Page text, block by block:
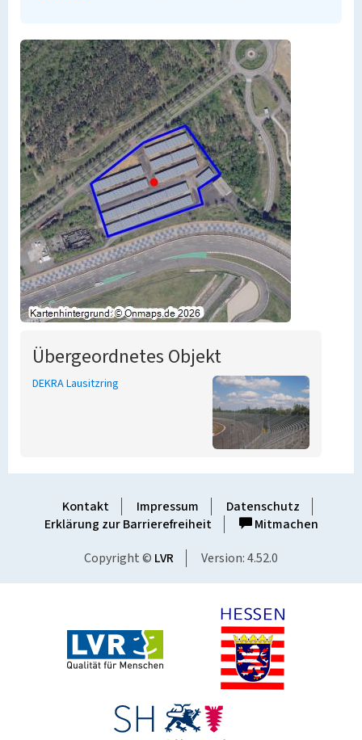
Übergeordnetes Objekt
DEKRA Lausitzring
Kontakt Impressum
Datenschutz
Erklärung zur Barrierefreiheit
Mitmachen
Copyright © LVR Version: 4.52.0